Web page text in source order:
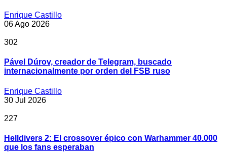
Enrique Castillo
06 Ago 2026
302
Pável Dúrov, creador de Telegram, buscado
internacionalmente por orden del FSB ruso
Enrique Castillo
30 Jul 2026
227
Helldivers 2: El crossover épico con Warhammer 40.000
que los fans esperaban